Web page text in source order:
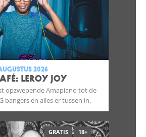
2026
Leroy Joy
opzwepende Amapiano tot de
bangers en alles er tussen in.
GRATIS 18+